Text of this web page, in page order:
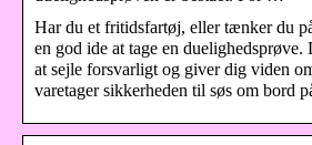
​​​Har du et fritidsfartøj, eller tænker du
en god ide at tage en
at sejle forsvarligt og giver dig viden
varetager sikkerheden til søs om bord